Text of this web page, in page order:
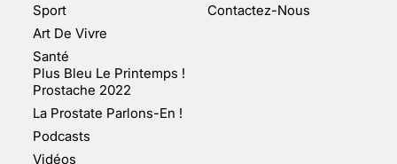
Sport
Art De Vivre
Santé
Plus Bleu Le Printemps !
Prostache 2022
La Prostate Parlons-En !
Podcasts
Vidéos
Contactez-Nous